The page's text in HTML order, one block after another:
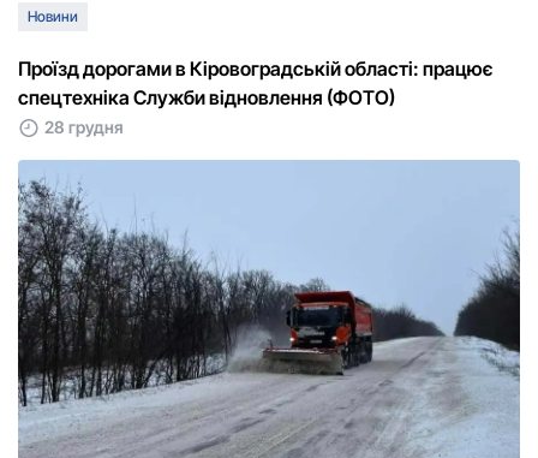
Новини
Проїзд дорогами в Кіровоградській області: працює
спецтехніка Служби відновлення (ФОТО)
28 грудня